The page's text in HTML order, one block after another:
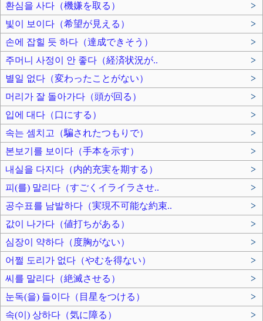
환심을 사다（機嫌を取る）
>
빛이 보이다（希望が見える）
>
손에 잡힐 듯 하다（達成できそう）
>
주머니 사정이 안 좋다（経済状況が..
>
별일 없다（変わったことがない）
>
머리가 잘 돌아가다（頭が回る）
>
입에 대다（口にする）
>
속는 셈치고（騙されたつもりで）
>
본보기를 보이다（手本を示す）
>
내실을 다지다（内的充実を期する）
>
피(를) 말리다（すごくイライラさせ..
>
공수표를 남발하다（実現不可能な約束..
>
값이 나가다（値打ちがある）
>
심장이 약하다（度胸がない）
>
어쩔 도리가 없다（やむを得ない）
>
씨를 말리다（絶滅させる）
>
눈독(을) 들이다（目星をつける）
>
속(이) 상하다（気に障る）
>